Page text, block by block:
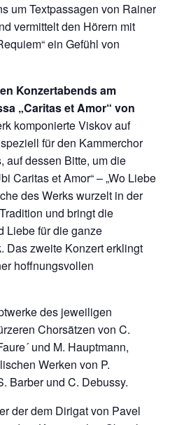
um Textpassagen von Rainer
vermittelt den Hörern mit
ein Gefühl von
Konzertabends am
„Caritas et Amor“ von
komponierte Viskov auf
für den Kammerchor
auf dessen Bitte, um die
Caritas et Amor“ – „Wo Liebe
des Werks wurzelt in der
und bringt die
Liebe für die ganze
Das zweite Konzert erklingt
hoffnungsvollen
des jeweiligen
Chorsätzen von C.
und M. Hauptmann,
Werken von P.
Barber und C. Debussy.
der dem Dirigat von Pavel